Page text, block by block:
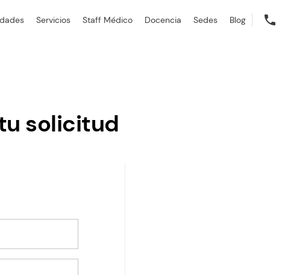
Servicios Staff Médico Docencia Sedes Blog
solicitud